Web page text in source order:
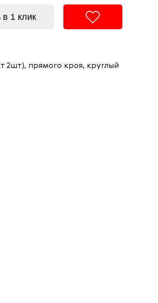
в 1 клик
прямого кроя, круглый